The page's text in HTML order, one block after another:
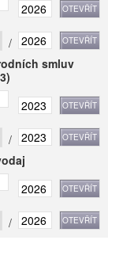
/
smluv
/
/